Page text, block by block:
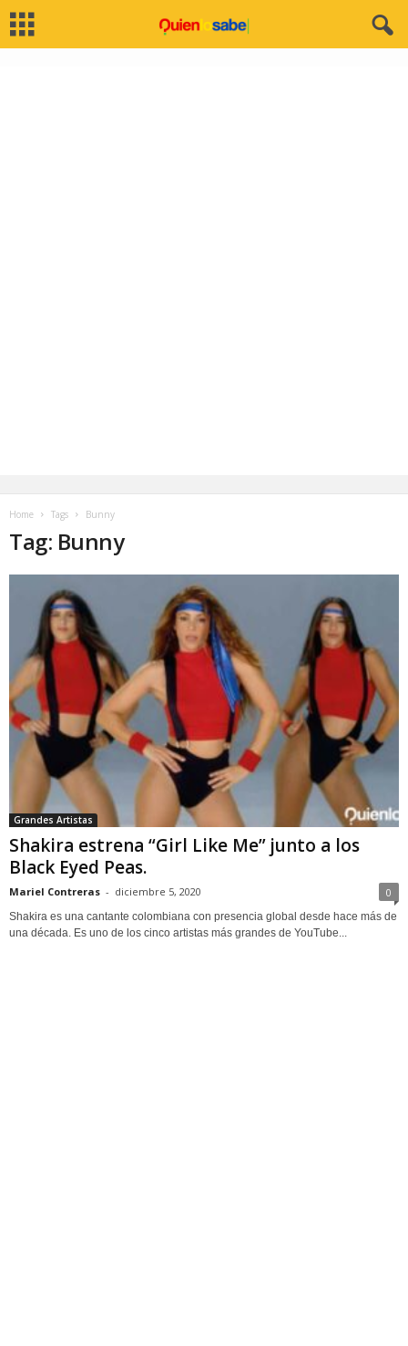
Home Tags Bunny
Tag: Bunny
Grandes Artistas
Shakira estrena “Girl Like Me” junto a los
Black Eyed Peas.
Mariel Contreras - diciembre 5, 2020 0
Shakira es una cantante colombiana con presencia global desde hace más de
una década. Es uno de los cinco artistas más grandes de YouTube...